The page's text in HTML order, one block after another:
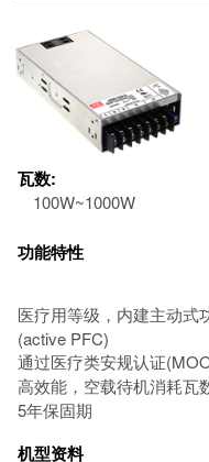
瓦数:
100W~1000W
功能特性
医疗用等级，内建主动式
(active PFC)
通过医疗类安规认证
高效能，空载待机消耗瓦
5年保固期
机型资料